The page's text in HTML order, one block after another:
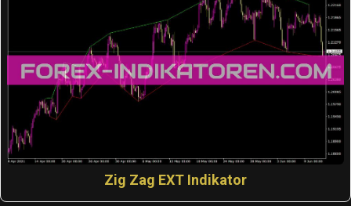
Zig Zag EXT Indikator